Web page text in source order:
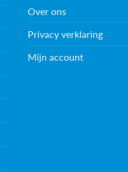
Over ons
Privacy verklaring
Mijn account